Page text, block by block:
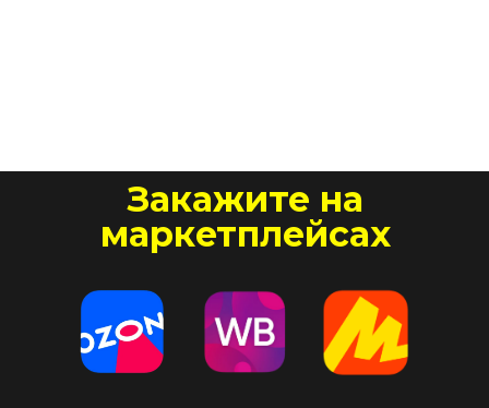
Закажите на
маркетплейсах